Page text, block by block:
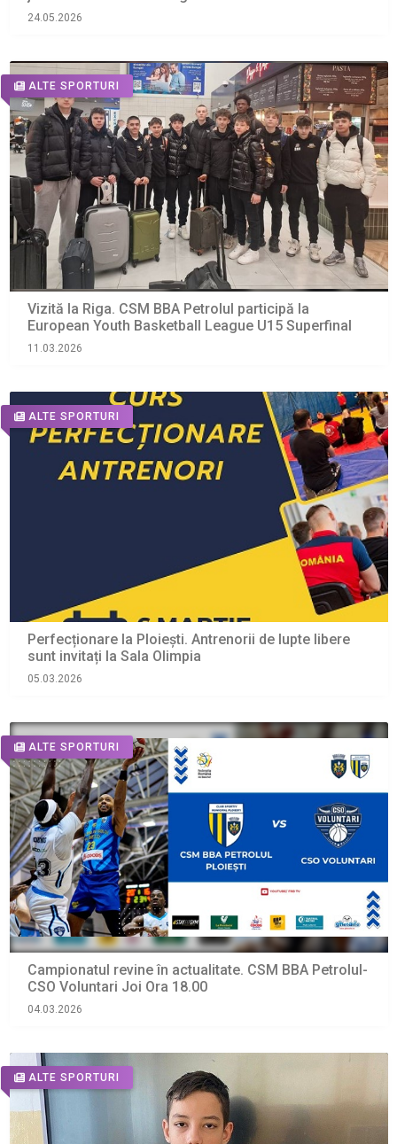
24.05.2026
ALTE SPORTURI
Vizită la Riga. CSM BBA Petrolul participă la
European Youth Basketball League U15 Superfinal
11.03.2026
ALTE SPORTURI
Perfecționare la Ploiești. Antrenorii de lupte libere
sunt invitați la Sala Olimpia
05.03.2026
ALTE SPORTURI
Campionatul revine în actualitate. CSM BBA Petrolul-
CSO Voluntari Joi Ora 18.00
04.03.2026
ALTE SPORTURI